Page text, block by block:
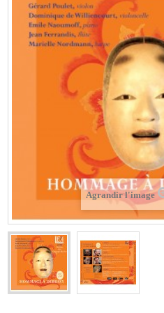
Agrandir l'image